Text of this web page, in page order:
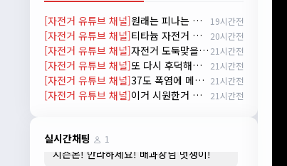
[자전거 유튜브 채널] 원래는 피나는 훈련을 해야 되거든요? 근데 다들 너무 힘들어하니까 우리가 치트키를 좀 써드릴게요. 아, KC 인증이 안나온다고요? 그럼 뭐... 얼른 훈련하러 안나가고 뭐하세요? 19시간전
[자전거 유튜브 채널] 티타늄 자전거 진짜 좋을까?? / 라이트스피드 얼티밋 리뷰 20시간전
[자전거 유튜브 채널] 자전거 도둑맞을까봐 화장실 못가는 분은 이 영상을 꼭 봐야합니다 21시간전
[자전거 유튜브 채널] 또 다시 후덕해진 요요요요요요 신빵 21시간전
[자전거 유튜브 채널] 37도 폭염에 메리노 클래식저지 입는 남자 21시간전
[자전거 유튜브 채널] 이거 시원한거 맞아??ㅋㅋㅋㅋ 21시간전
실시간채팅 1
자출조아18:44:23
넵!! 잔차나라도 시즌온과 함께 바쁜 하루
하루 보내세요~~
3/1/2025
자출조아08:54:33
수도권은 3.1절 연휴 비소식...ㅠ ㅠ
JIWOON23:26:13
시즌온! 안라하세요! 배과장님 멋쟁이!